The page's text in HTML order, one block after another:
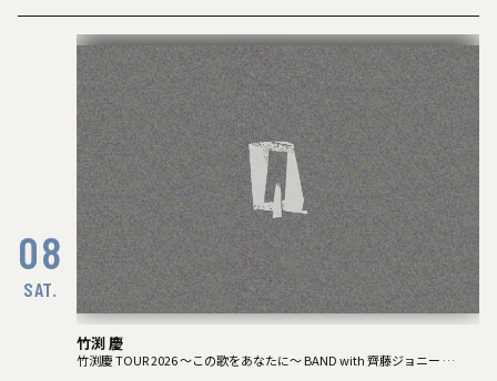
08
SAT.
竹渕 慶
竹渕慶 TOUR 2026 ～この歌をあなたに～ BAND with 齊藤ジョニー